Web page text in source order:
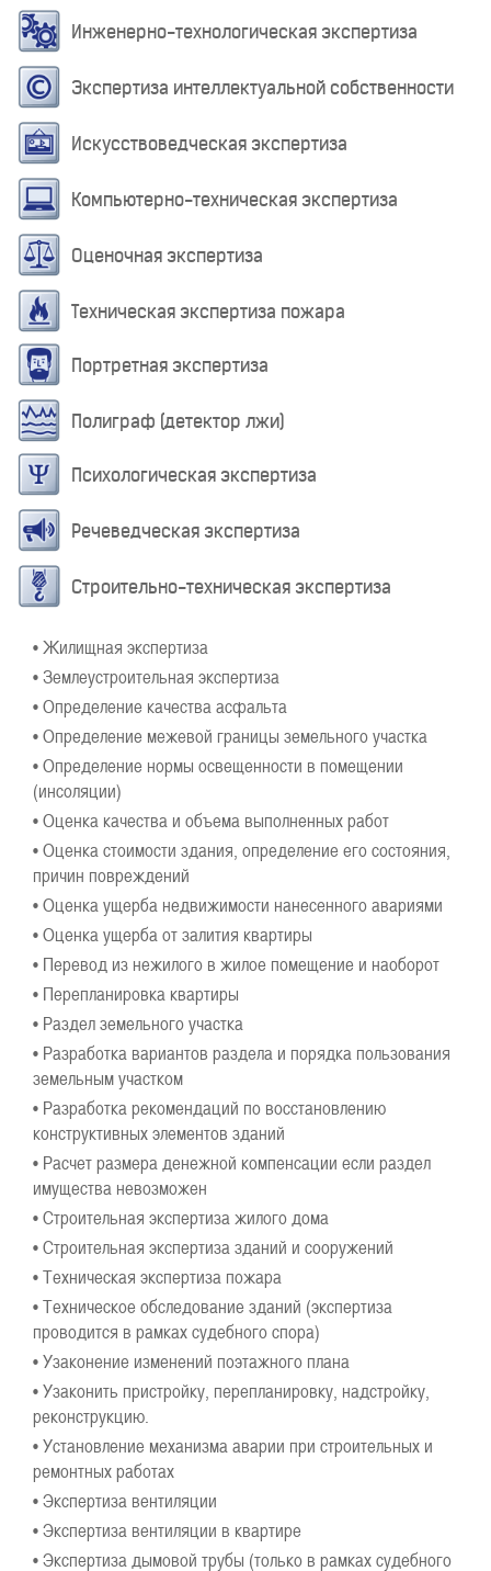
Инженерно-технологическая экспертиза
Экспертиза интеллектуальной собственности
Искусствоведческая экспертиза
Компьютерно-техническая экспертиза
Оценочная экспертиза
Техническая экспертиза пожара
Портретная экспертиза
Полиграф (детектор лжи)
Психологическая экспертиза
Речеведческая экспертиза
Строительно-техническая экспертиза
• Жилищная экспертиза
• Землеустроительная экспертиза
• Определение качества асфальта
• Определение межевой границы земельного участка
• Определение нормы освещенности в помещении
(инсоляции)
• Оценка качества и объема выполненных работ
• Оценка стоимости здания, определение его состояния,
причин повреждений
• Оценка ущерба недвижимости нанесенного авариями
• Оценка ущерба от залития квартиры
• Перевод из нежилого в жилое помещение и наоборот
• Перепланировка квартиры
• Раздел земельного участка
• Разработка вариантов раздела и порядка пользования
земельным участком
• Разработка рекомендаций по восстановлению
конструктивных элементов зданий
• Расчет размера денежной компенсации если раздел
имущества невозможен
• Строительная экспертиза жилого дома
• Строительная экспертиза зданий и сооружений
• Техническая экспертиза пожара
• Техническое обследование зданий (экспертиза
проводится в рамках судебного спора)
• Узаконение изменений поэтажного плана
• Узаконить пристройку, перепланировку, надстройку,
реконструкцию.
• Установление механизма аварии при строительных и
ремонтных работах
• Экспертиза вентиляции
• Экспертиза вентиляции в квартире
• Экспертиза дымовой трубы (только в рамках судебного